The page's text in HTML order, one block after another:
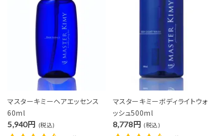
マスターキミーヘアエッセンス
60ml
5,940円 (税込)
マスターキミーボディライトウォ
ッシュ500ml
8,778円 (税込)